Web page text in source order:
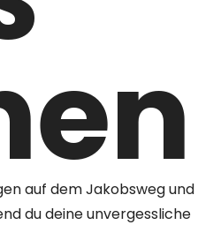
auf dem Jakobsweg und
du deine unvergessliche